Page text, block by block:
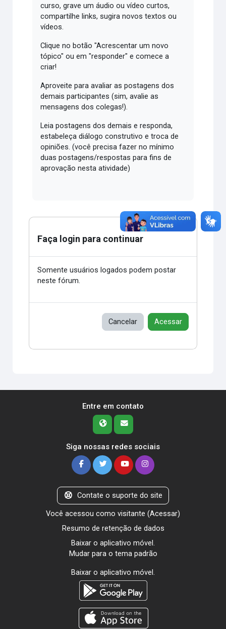
curso, grave um áudio ou vídeo curtos,
compartilhe links, sugira novos textos ou
vídeos.
Clique no botão "Acrescentar um novo
tópico" ou em "responder" e comece a
criar!
Aproveite para avaliar as postagens dos
demais participantes (sim, avalie as
mensagens dos colegas!).
Leia postagens dos demais e responda,
estabeleça diálogo construtivo e troca de
opiniões. (você precisa fazer no mínimo
duas postagens/respostas para fins de
aprovação nesta atividade)
Faça login para continuar
Somente usuários logados podem postar
neste fórum.
Cancelar Acessar
Entre em contato
Siga nossas redes sociais
Contate o suporte do site
Você acessou como visitante (Acessar)
Resumo de retenção de dados
Baixar o aplicativo móvel.
Mudar para o tema padrão
Baixar o aplicativo móvel.